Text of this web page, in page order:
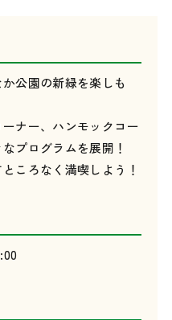
公園の新緑を楽しも
ナー、ハンモックコー
プログラムを展開！
ころなく満喫しよう！